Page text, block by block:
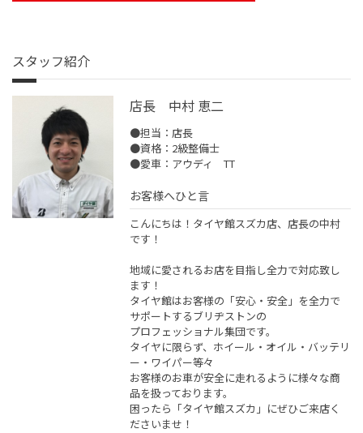
スタッフ紹介
店長 中村 恵二
●担当：店長
●資格：2級整備士
●愛車：アウディ TT
お客様へひと言
こんにちは！タイヤ館スズカ店、店長の中村
です！
地域に愛されるお店を目指し全力で対応致し
ます！
タイヤ館はお客様の「安心・安全」を全力で
サポートするブリヂストンの
プロフェッショナル集団です。
タイヤに限らず、ホイール・オイル・バッテリ
ー・ワイパー等々
お客様のお車が安全に走れるように様々な商
品を扱っております。
困ったら「タイヤ館スズカ」にぜひご来店く
ださいませ！